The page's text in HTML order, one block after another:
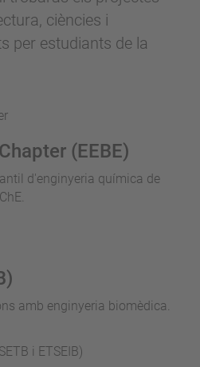
ciències i
per estudiants de la
(EEBE)
d'enginyeria química de
amb enginyeria biomèdica.